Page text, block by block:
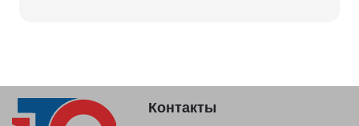
Контакты